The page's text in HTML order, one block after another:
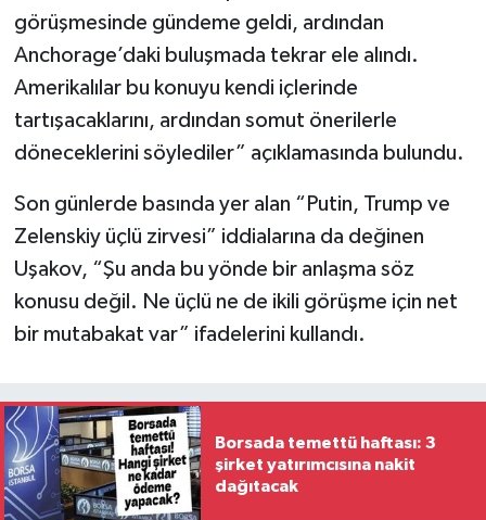
görüşmesinde gündeme geldi, ardından
Anchorage’daki buluşmada tekrar ele alındı.
Amerikalılar bu konuyu kendi içlerinde
tartışacaklarını, ardından somut önerilerle
döneceklerini söylediler” açıklamasında bulundu.
Son günlerde basında yer alan “Putin, Trump ve
Zelenskiy üçlü zirvesi” iddialarına da değinen
Uşakov, “Şu anda bu yönde bir anlaşma söz
konusu değil. Ne üçlü ne de ikili görüşme için net
bir mutabakat var” ifadelerini kullandı.
Borsada temettü haftası: 3
şirket yatırımcısına nakit
dağıtacak